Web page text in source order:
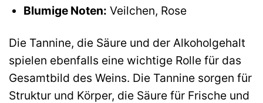
Blumige Noten: Veilchen, Rose
Die Tannine, die Säure und der Alkoholgehalt
spielen ebenfalls eine wichtige Rolle für das
Gesamtbild des Weins. Die Tannine sorgen für
Struktur und Körper, die Säure für Frische und